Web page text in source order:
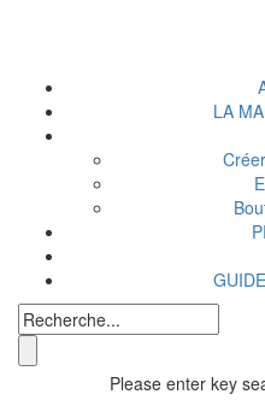
LA
Please enter key